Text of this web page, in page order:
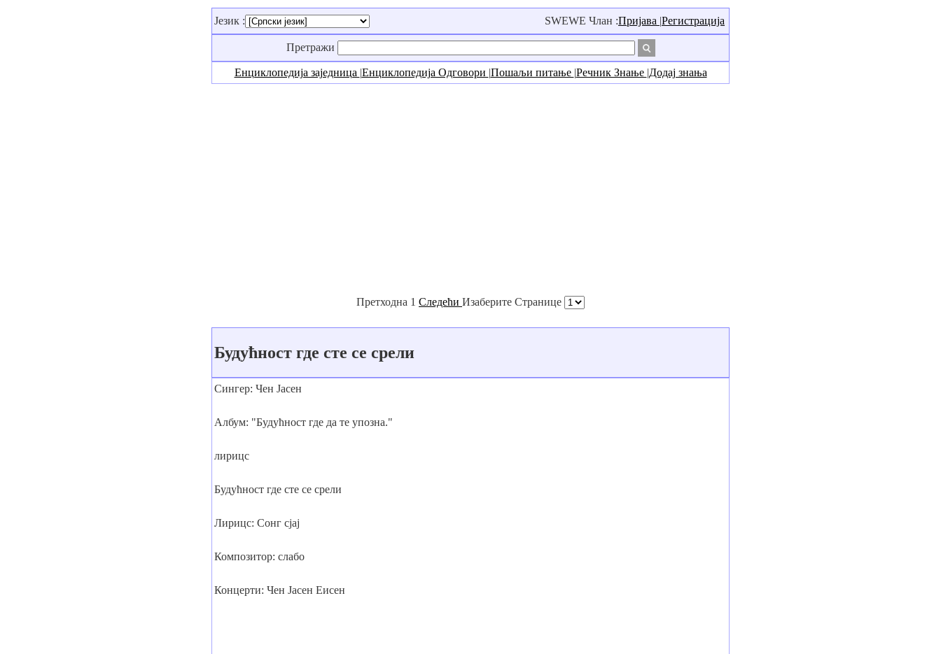
Језик : SWEWE Члан :Пријава |Регистрација
Претражи
Енциклопедија заједница |Енциклопедија Одговори |Пошаљи питање |Речник Знање |Додај знања
Претходна 1 Следећи Изаберите Странице
Будућност где сте се срели
Сингер: Чен Јасен
Албум: "Будућност где да те упозна."
лирицс
Будућност где сте се срели
Лирицс: Сонг сјај
Композитор: слабо
Концерти: Чен Јасен Еисен